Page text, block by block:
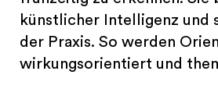
künstlicher Intelligenz und
der Praxis. So werden
wirkungsorientiert und